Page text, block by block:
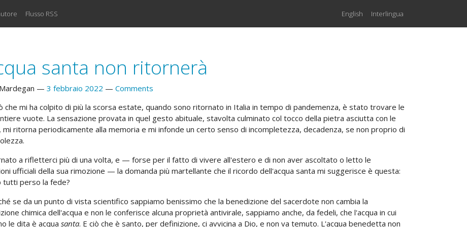
Flusso RSS English Interlingua
santa non ritornerà
3 febbraio 2022
Comments
che mi ha colpito di più la scorsa estate, quando sono ritornato in Italia in tempo di pandemenza, è stato trovare le
vuote. La sensazione provata in quel gesto abituale, stavolta culminato col tocco della pietra asciutta con le
mi ritorna periodicamente alla memoria e mi infonde un certo senso di incompletezza, decadenza, se non proprio di
a rifletterci più di una volta, e — forse per il fatto di vivere all'estero e di non aver ascoltato o letto le
ufficiali della sua rimozione — la domanda più martellante che il ricordo dell'acqua santa mi suggerisce è questa:
tutti perso la fede?
se da un punto di vista scientifico sappiamo benissimo che la benedizione del sacerdote non cambia la
chimica dell'acqua e non le conferisce alcuna proprietà antivirale, sappiamo anche, da fedeli, che l'acqua in cui
le dita è acqua santa. E ciò che è santo, per definizione, ci avvicina a Dio, e non va temuto. L'acqua benedetta non